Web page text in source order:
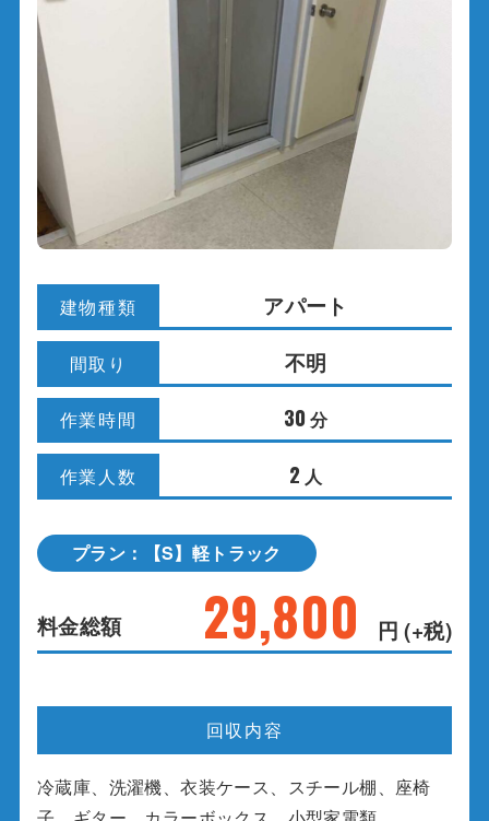
建物種類 アパート
間取り 不明
作業時間 30 分
作業人数 2 人
プラン：【S】軽トラック
料金総額 29,800 円 (+税)
回収内容
冷蔵庫、洗濯機、衣装ケース、スチール棚、座椅